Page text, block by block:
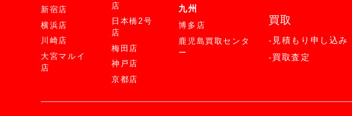
新宿店
横浜店
川崎店
大宮マルイ
店
店
日本橋2号
店
梅田店
神戸店
京都店
九州
博多店
鹿児島買取センタ
ー
買取
-見積もり申し込み
-買取査定